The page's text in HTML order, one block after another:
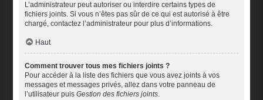
L’administrateur peut autoriser ou interdire certains types de
fichiers joints. Si vous n’êtes pas sûr de ce qui est autorisé à être
chargé, contactez l’administrateur pour plus d’informations.
Haut
Comment trouver tous mes fichiers joints ?
Pour accéder à la liste des fichiers que vous avez joints à vos
messages et messages privés, allez dans votre panneau de
l’utilisateur puisGestion des fichiers joints.